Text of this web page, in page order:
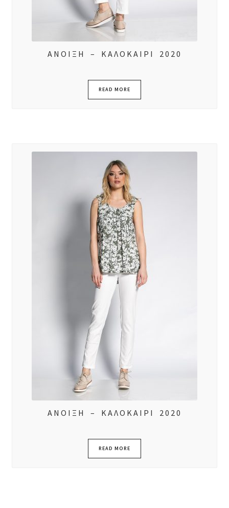
ΑΝΟΙΞΗ – ΚΑΛΟΚΑΙΡΙ 2020
READ MORE
ΑΝΟΙΞΗ – ΚΑΛΟΚΑΙΡΙ 2020
READ MORE